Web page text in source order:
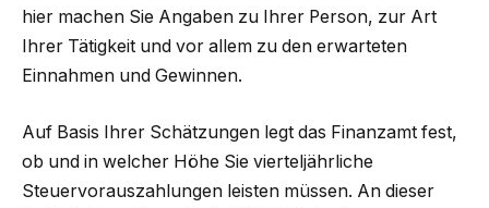
hier machen Sie Angaben zu Ihrer Person, zur Art
Ihrer Tätigkeit und vor allem zu den erwarteten
Einnahmen und Gewinnen.
Auf Basis Ihrer Schätzungen legt das Finanzamt fest,
ob und in welcher Höhe Sie vierteljährliche
Steuervorauszahlungen leisten müssen. An dieser